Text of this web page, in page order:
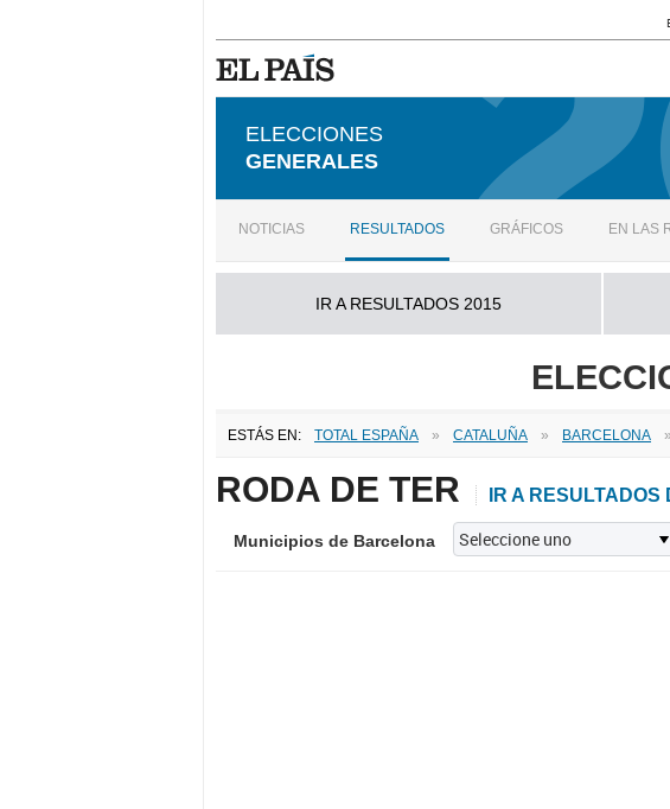
ELECCIONES
GENERALES
NOTICIAS RESULTADOS GRÁFICOS EN LAS
IR A RESULTADOS 2015
ESTÁS EN: TOTAL ESPAÑA » CATALUÑA » BARCELONA »
RODA DE TER IR A
Municipios de Barcelona